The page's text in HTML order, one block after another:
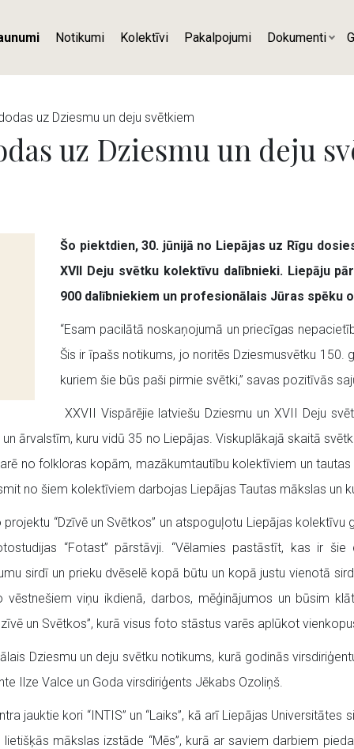
Notikumi Kolektīvi Pakalpojumi Dokumenti
uz Dziesmu un deju svētkiem
uz Dziesmu un deju
Šo piektdien, 30. jūnijā no Liepājas uz Rīgu
XVII Deju svētku kolektīvu dalībnieki. Liepāju
900 dalībniekiem un profesionālais Jūras spēku
“Esam pacilātā noskaņojumā un priecīgas
Šis ir īpašs notikums, jo noritēs Dziesmusvētku
kuriem šie būs paši pirmie svētki,” savas pozitīvās
XXVII Vispārējie latviešu Dziesmu un XVII Deju
ārvalstīm, kuru vidū 35 no Liepājas. Viskuplākajā skaitā
no folkloras kopām, mazākumtautību kolektīviem un
no šiem kolektīviem darbojas Liepājas Tautas mākslas un
“Dzīvē un Svētkos” un atspoguļotu Liepājas kolektīvu
“Fotast” pārstāvji. “Vēlamies pastāstīt, kas ir
sirdī un prieku dvēselē kopā būtu un kopā justu vienotā
viņu ikdienā, darbos, mēģinājumos un būsim
un Svētkos”, kurā visus foto stāstus varēs aplūkot
Dziesmu un deju svētku notikums, kurā godinās
Ilze Valce un Goda virsdiriģents Jēkabs Ozoliņš.
jauktie kori “INTIS” un “Laiks”, kā arī Liepājas Universitātes
mākslas izstāde “Mēs”, kurā ar saviem darbiem